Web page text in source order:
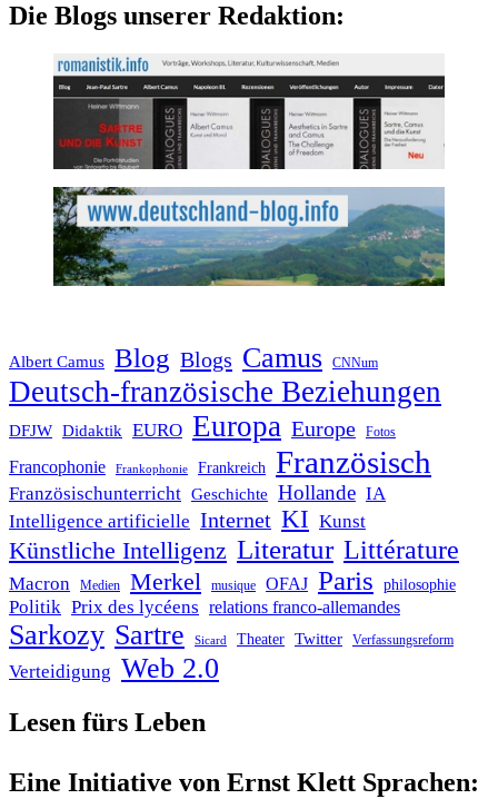
Die Blogs unserer Redaktion:
Albert Camus Blog Blogs Camus CNNum
Deutsch-französische Beziehungen
DFJW Didaktik EURO Europa Europe Fotos
Francophonie Frankophonie Frankreich Französisch
Französischunterricht Geschichte Hollande IA
Intelligence artificielle Internet KI Kunst
Künstliche Intelligenz Literatur Littérature
Macron Medien Merkel musique OFAJ Paris philosophie
Politik Prix des lycéens relations franco-allemandes
Sarkozy Sartre Sicard Theater Twitter Verfassungsreform
Verteidigung Web 2.0
Lesen fürs Leben
Eine Initiative von Ernst Klett Sprachen: